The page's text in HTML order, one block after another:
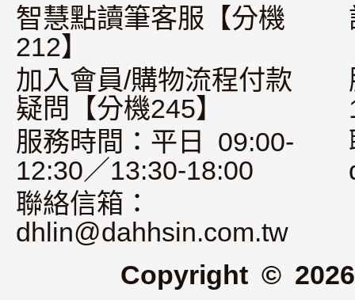
智慧點讀筆客服【分機
212】
加入會員/購物流程付款
疑問【分機245】
服務時間：平日 09:00-
12:30／13:30-18:00
聯絡信箱：
dhlin@dahhsin.com.tw
Copyright ©